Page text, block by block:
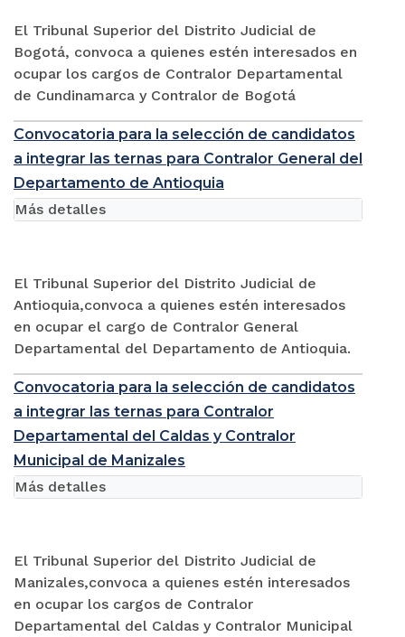
El Tribunal Superior del Distrito Judicial de
Bogotá, convoca a quienes estén interesados en
ocupar los cargos de Contralor Departamental
de Cundinamarca y Contralor de Bogotá
Convocatoria para la selección de candidatos
a integrar las ternas para Contralor General del
Departamento de Antioquia
El Tribunal Superior del Distrito Judicial de
Antioquia,convoca a quienes estén interesados
en ocupar el cargo de Contralor General
Departamental del Departamento de Antioquia.
Más detalles
Convocatoria para la selección de candidatos
a integrar las ternas para Contralor
Departamental del Caldas y Contralor
Municipal de Manizales
El Tribunal Superior del Distrito Judicial de
Manizales,convoca a quienes estén interesados
en ocupar los cargos de Contralor
Departamental del Caldas y Contralor Municipal
Más detalles